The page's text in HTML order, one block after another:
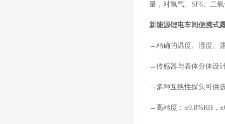
量，对氢气、SF6、二
新能源锂电车间便携式
→精确的温度、湿度、
→传感器与表体分体设
→多种互换性探头可供
→高精度：±0.8%RH，